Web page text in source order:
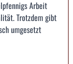
Arbeit
Trotzdem gibt
umgesetzt